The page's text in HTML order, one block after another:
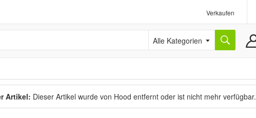
Verkaufen
Alle Kategorien
Artikel: Dieser Artikel wurde von Hood entfernt oder ist nicht mehr verfügbar.